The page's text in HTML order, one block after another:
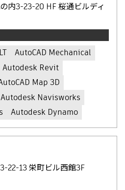
内3-23-20 HF 桜通ビルディ
AutoCAD Mechanical
Autodesk Revit
Map 3D
Autodesk Navisworks
Autodesk Dynamo
22-13 栄町ビル西館3F